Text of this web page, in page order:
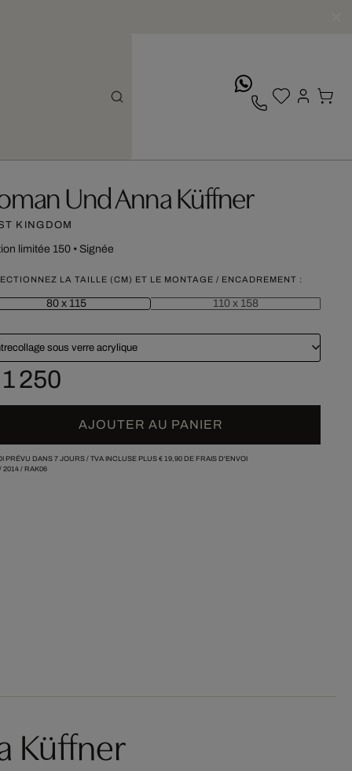
Und Anna Küffner
KINGDOM
limitée 150• Signée
LA TAILLE (CM) ET LE MONTAGE / ENCADREMENT :
80 x 115 110 x 158
sous verre acrylique
250
AJOUTER AU PANIER
PRÉVU DANS 7 JOURS / TVA INCLUSE PLUS € 19,90DE FRAIS D'ENVOI
2014/ RAK06
Küffner